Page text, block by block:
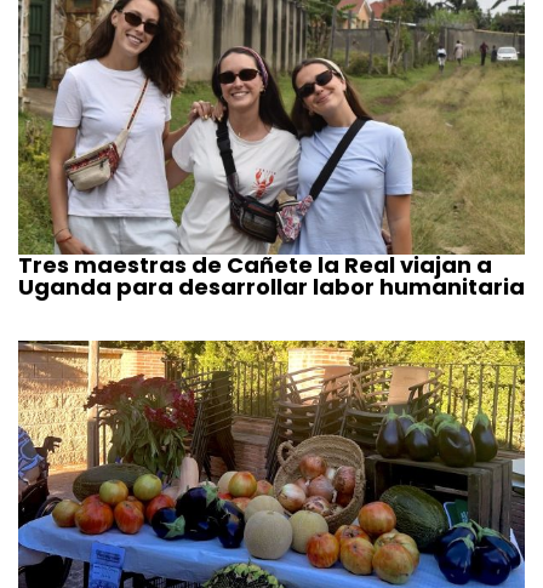
Tres maestras de Cañete la Real viajan a
Uganda para desarrollar labor humanitaria